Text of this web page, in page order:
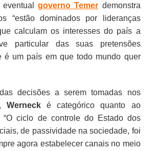
governo Temer demonstra
“estão dominados por lideranças
calculam os interesses do país a
particular das suas pretensões
é um país em que todo mundo quer
das decisões a serem tomadas nos
Wernecké categórico quanto ao
“O ciclo de controle do Estado dos
de passividade na sociedade, foi
agora estabelecer canais no meio